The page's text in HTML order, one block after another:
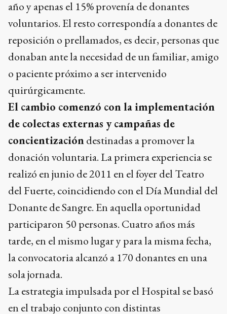
año y apenas el 15% provenía de donantes
voluntarios. El resto correspondía a donantes de
reposición o prellamados, es decir, personas que
donaban ante la necesidad de un familiar, amigo
o paciente próximo a ser intervenido
quirúrgicamente.
El cambio comenzó con la implementación
de colectas externas y campañas de
concientizacióndestinadas a promover la
donación voluntaria. La primera experiencia se
realizó en junio de 2011 en el foyer del Teatro
del Fuerte, coincidiendo con el Día Mundial del
Donante de Sangre. En aquella oportunidad
participaron 50 personas. Cuatro años más
tarde, en el mismo lugar y para la misma fecha,
la convocatoria alcanzó a 170 donantes en una
sola jornada.
La estrategia impulsada por el Hospital se basó
en el trabajo conjunto con distintas